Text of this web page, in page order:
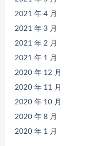
2021 年 4 月
2021 年 3 月
2021 年 2 月
2021 年 1 月
2020 年 12 月
2020 年 11 月
2020 年 10 月
2020 年 8 月
2020 年 1 月